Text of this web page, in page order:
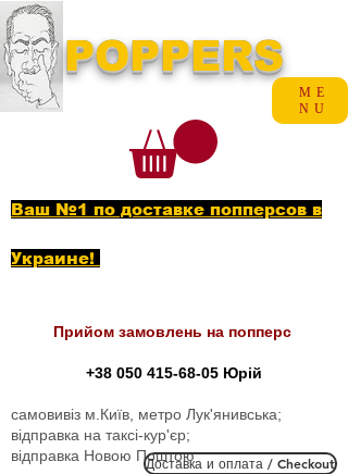
POPPERS
Ваш №1 по доставке попперсов в
Украине!
Прийом замовлень на попперс
+38 050 415-68-05 Юрій
самовивіз м.Київ, метро Лук'янивська;
відправка на таксі-кур'єр;
відправка Новою ПоштоюДоставка и оплата / Checkout
ME
NU